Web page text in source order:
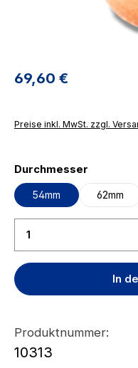
Regulärer Preis:
69,60 €
Preise inkl. MwSt. zzgl.
Durchmesser
54mm 62mm
Produkt Anzahl:
In
Produktnummer:
10313